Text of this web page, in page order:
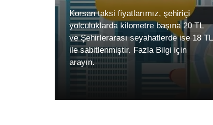
Korsan taksi fiyatlarımız, şehiriçi
yolculuklarda kilometre başına 20 TL
ve Şehirlerarası seyahatlerde ise 18 TL
ile sabitlenmiştir. Fazla Bilgi için
arayın.